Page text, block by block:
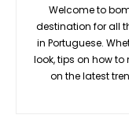
Welcome to
destination for all
in Portuguese.
look, tips on how
on the latest